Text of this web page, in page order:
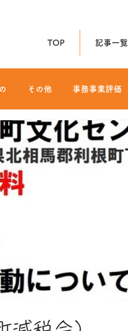
TOP 記事一覧
その他 事務事業評価
ガ 読書 勉強 歴史
経済